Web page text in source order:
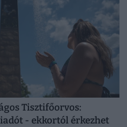
Tisztifőorvos:
- ekkortól érkezhet